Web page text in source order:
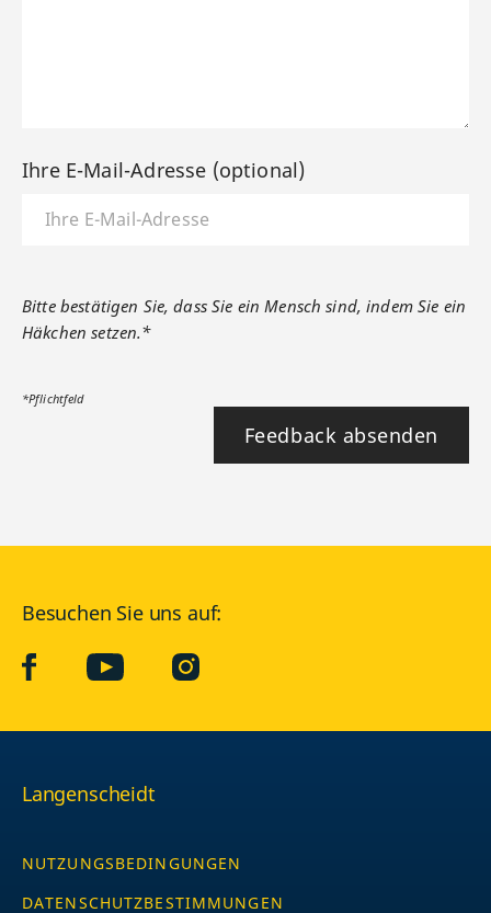
Ihre E-Mail-Adresse (optional)
Bitte bestätigen Sie, dass Sie ein Mensch sind, indem Sie ein
Häkchen setzen.*
*Pflichtfeld
Feedback absenden
Besuchen Sie uns auf:
facebookYouTube Instagram
Langenscheidt
NUTZUNGSBEDINGUNGEN
DATENSCHUTZBESTIMMUNGEN